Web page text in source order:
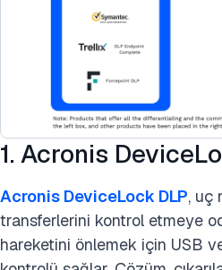
1. Acronis
Acronis DeviceLock DLP, uç
transferlerini kontrol etmeye
hareketini önlemek için USB